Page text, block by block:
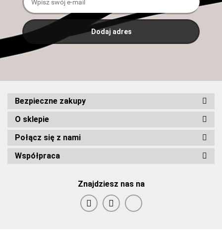
Bezpieczne zakupy
O sklepie
Połącz się z nami
Współpraca
Znajdziesz nas na